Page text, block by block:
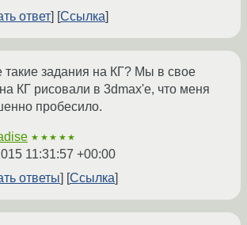
ответ Ссылка
такие задания на КГ? Мы в свое
КГ рисовали в 3dmax'е, что меня
пробесило.
★★★★★
11:31:57 +00:00
ответы
Ссылка